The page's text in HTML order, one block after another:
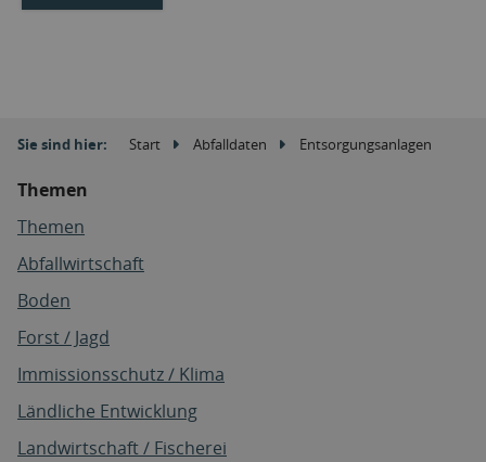
Sie sind hier: Start Abfalldaten Entsorgungsanlagen
Themen
Themen
Abfallwirtschaft
Boden
Forst / Jagd
Immissionsschutz / Klima
Ländliche Entwicklung
Landwirtschaft / Fischerei